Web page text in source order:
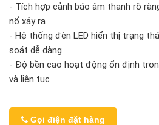
- Tích hợp cảnh báo âm thanh rõ
nổ xảy ra
- Hệ thống đèn LED hiển thị trạng
soát dễ dàng
- Độ bền cao hoạt động ổn định
và liên tục
Gọi điện đặt hàng